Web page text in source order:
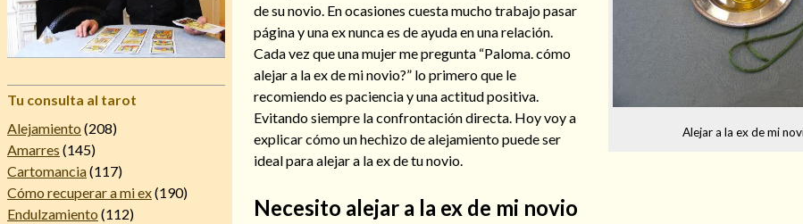
Tu consulta al tarot
Alejamiento (208)
Amarres (145)
Cartomancia(117)
Cómo recuperar a mi ex(190)
Endulzamiento (112)
Alejar a la ex de mi
de su novio. En ocasiones cuesta mucho trabajo pasar
página y una ex nunca es de ayuda en una relación.
Cada vez que una mujer me pregunta “Paloma. cómo
alejar a la ex de mi novio?” lo primero que le
recomiendo es paciencia y una actitud positiva.
Evitando siempre la confrontación directa. Hoy voy a
explicar cómo un hechizo de alejamiento puede ser
ideal para alejar a la ex de tu novio.
Necesito alejar a la ex de mi novio